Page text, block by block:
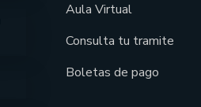
Aula Virtual
Consulta tu tramite
Boletas de pago